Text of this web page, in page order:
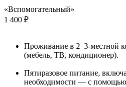
«Вспомогательный»
1 400 ₽
Проживание в 2–3-местной
(мебель, ТВ, кондиционер).
Пятиразовое питание,
необходимости — с помощью